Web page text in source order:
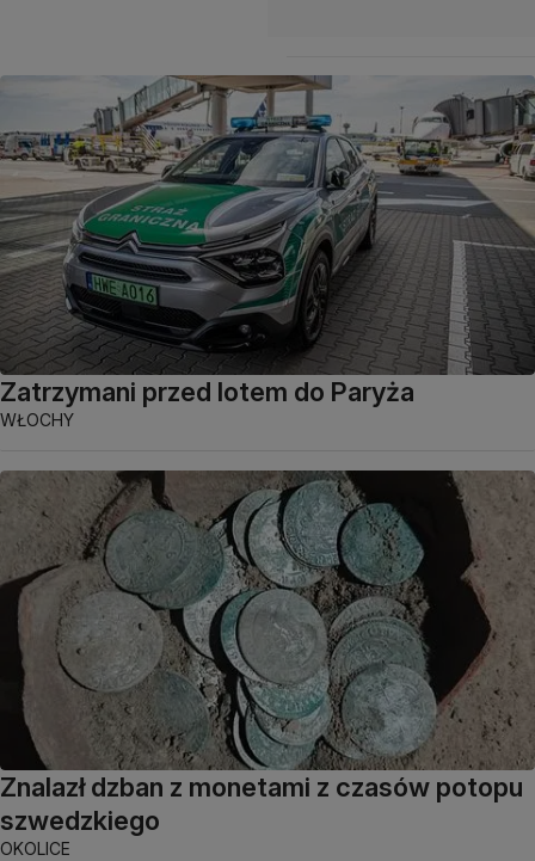
Zatrzymani przed lotem do Paryża
WŁOCHY
Znalazł dzban z monetami z czasów potopu
szwedzkiego
OKOLICE